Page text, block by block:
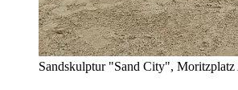
Sandskulptur "Sand City", Moritzplatz